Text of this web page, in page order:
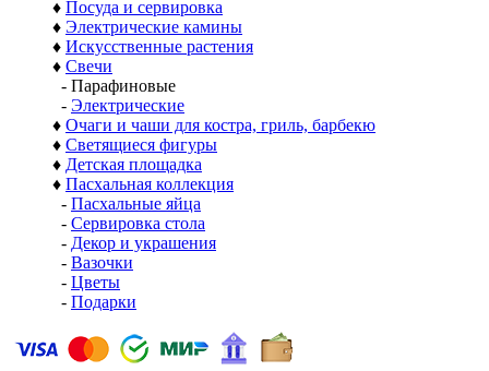
♦ Посуда и сервировка
♦ Электрические камины
♦ Искусственные растения
♦ Свечи
- Парафиновые
- Электрические
♦ Очаги и чаши для костра, гриль, барбекю
♦ Светящиеся фигуры
♦ Детская площадка
♦ Пасхальная коллекция
- Пасхальные яйца
- Сервировка стола
- Декор и украшения
- Вазочки
- Цветы
- Подарки